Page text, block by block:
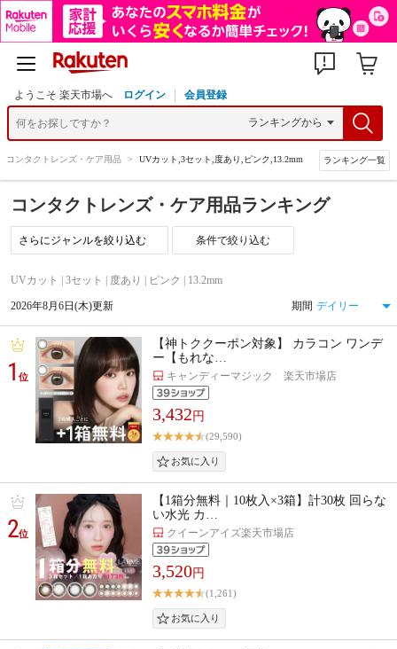
ようこそ 楽天市場へ ログイン 会員登録
コンタクトレンズ・ケア用品 > UVカット,3セット,度あり,ピンク,13.2mm ランキング一覧
コンタクトレンズ・ケア用品ランキング
条件で絞り込む
UVカット | 3セット | 度あり | ピンク | 13.2mm
2026年8月6日(木)更新 期間
1位
【神トククーポン対象】 カラコン ワンデ
ー【もれな…
キャンディーマジック 楽天市場店
3,432 円
(29,590)
2位
【1箱分無料｜10枚入×3箱】計30枚 回らな
い水光 カ…
クイーンアイズ楽天市場店
3,520円
(1,261)